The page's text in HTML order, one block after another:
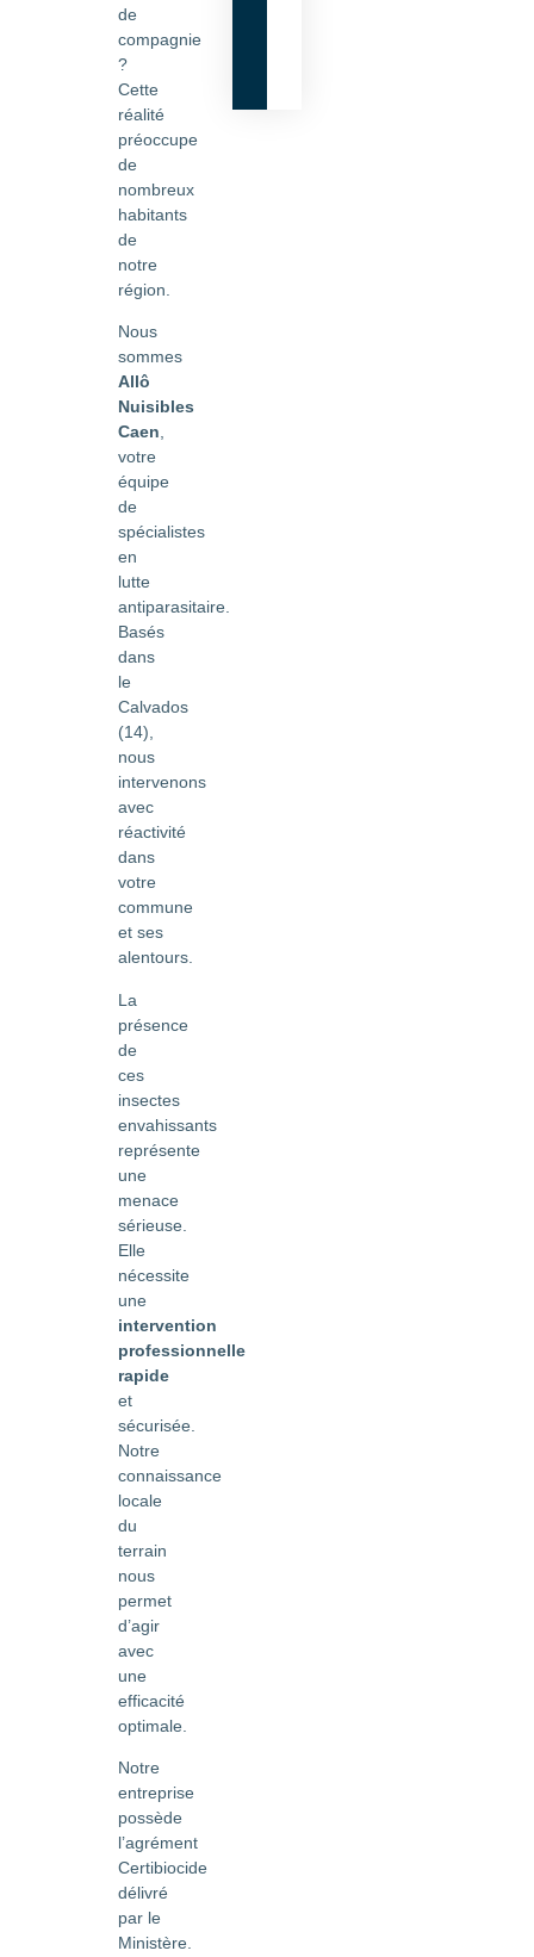
de
compagnie
?
Cette
réalité
préoccupe
de
nombreux
habitants
de
notre
région.
Nous
sommes
Allô
Nuisibles
Caen,
votre
équipe
de
spécialistes
en
lutte
antiparasitaire.
Basés
dans
le
Calvados
(14),
nous
intervenons
avec
réactivité
dans
votre
commune
et ses
alentours.
La
présence
de
ces
insectes
envahissants
représente
une
menace
sérieuse.
Elle
nécessite
une
intervention
professionnelle
rapide
et
sécurisée.
Notre
connaissance
locale
du
terrain
nous
permet
d’agir
avec
une
efficacité
optimale.
Notre
entreprise
possède
l’agrément
Certibiocide
délivré
par le
Ministère.